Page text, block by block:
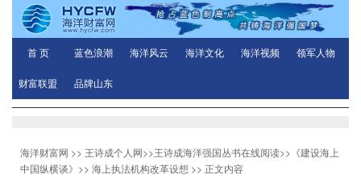
首 页 蓝色浪潮 海洋风云 海洋文化 海洋视频 领军人物
财富联盟 品牌山东
海洋财富网 >> 王诗成个人网>>王诗成海洋强国丛书在线阅读>> 《建设海上
中国纵横谈》 >> 海上执法机构改革设想 >> 正文内容